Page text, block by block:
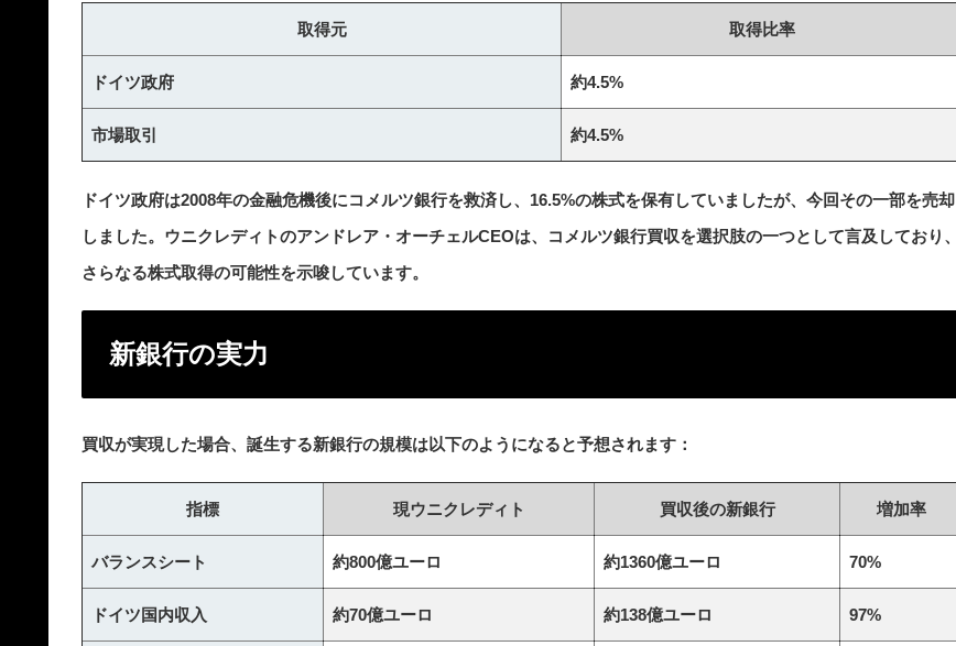
取得元 取得比率
ドイツ政府 約4.5%
市場取引 約4.5%
ドイツ政府は2008年の金融危機後にコメルツ銀行を救済し、16.5%の株式を保有していましたが、今回その一部を売却
しました。ウニクレディトのアンドレア・オーチェルCEOは、コメルツ銀行買収を選択肢の一つとして言及しており、
さらなる株式取得の可能性を示唆しています。
新銀行の実力
買収が実現した場合、誕生する新銀行の規模は以下のようになると予想されます：
指標 現ウニクレディト 買収後の新銀行 増加率
バランスシート 約800億ユーロ 約1360億ユーロ 70%
ドイツ国内収入 約70億ユーロ 約138億ユーロ 97%